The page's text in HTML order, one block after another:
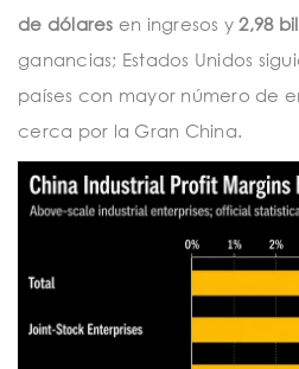
de dólares en ingresos y2,98
ganancias; Estados Unidos
países con mayor número de
cerca por la Gran China.